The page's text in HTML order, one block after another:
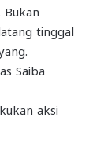
Bukan
tinggal
Saiba
aksi